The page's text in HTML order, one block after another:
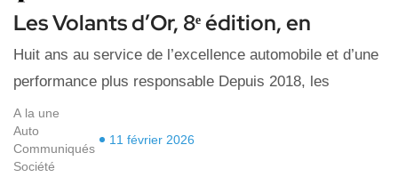
Les Volants d’Or, 8ᵉ édition, en
Huit ans au service de l’excellence automobile et d’une
performance plus responsable Depuis 2018, les
A la une
Auto
Communiqués
Société
11 février 2026